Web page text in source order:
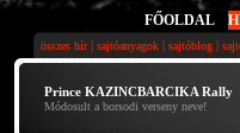
FŐOLDAL
összes hír| sajtóanyagok | sajtóblog |
Prince KAZINCBARCIKA Rally
Módosult a borsodi verseny neve!